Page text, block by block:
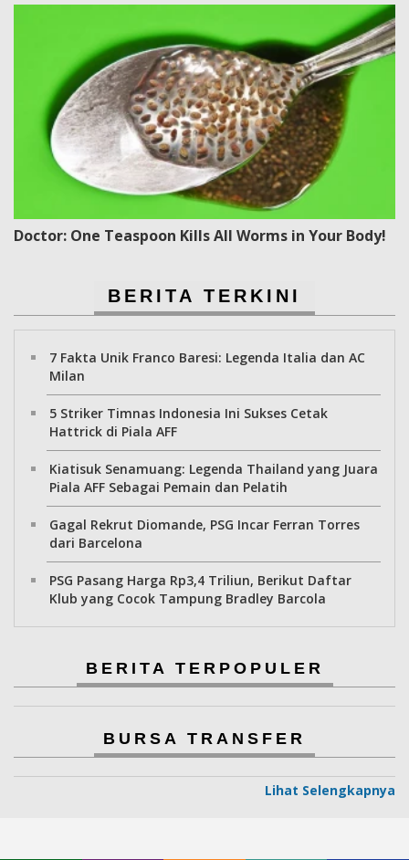
Doctor: One Teaspoon Kills All Worms in Your Body!
BERITA TERKINI
7 Fakta Unik Franco Baresi: Legenda Italia dan AC
Milan
5 Striker Timnas Indonesia Ini Sukses Cetak
Hattrick di Piala AFF
Kiatisuk Senamuang: Legenda Thailand yang Juara
Piala AFF Sebagai Pemain dan Pelatih
Gagal Rekrut Diomande, PSG Incar Ferran Torres
dari Barcelona
PSG Pasang Harga Rp3,4 Triliun, Berikut Daftar
Klub yang Cocok Tampung Bradley Barcola
BERITA TERPOPULER
BURSA TRANSFER
Lihat Selengkapnya